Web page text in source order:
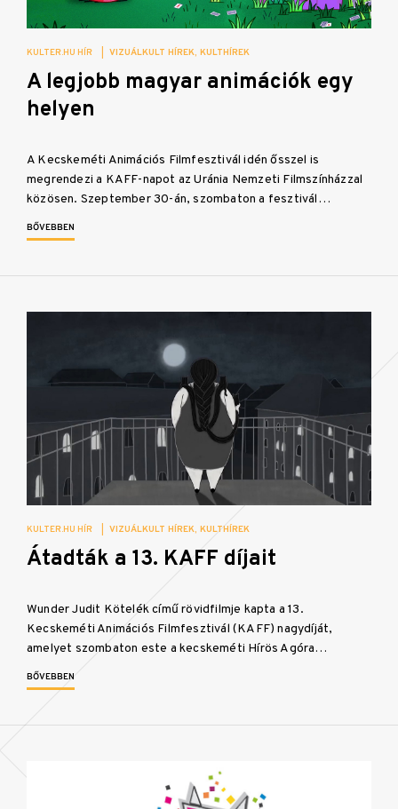
KULTER.HU HÍR VIZUÁLKULT HÍREK KULTHÍREK
A legjobb magyar animációk egy
helyen
A Kecskeméti Animációs Filmfesztivál idén ősszel is
megrendezi a KAFF-napot az Uránia Nemzeti Filmszínházzal
közösen. Szeptember 30-án, szombaton a fesztivál…
BŐVEBBEN
KULTER.HU HÍR VIZUÁLKULT HÍREK KULTHÍREK
Átadták a 13. KAFF díjait
Wunder Judit Kötelék című rövidfilmje kapta a 13.
Kecskeméti Animációs Filmfesztivál (KAFF) nagydíját,
amelyet szombaton este a kecskeméti Hírös Agóra…
BŐVEBBEN